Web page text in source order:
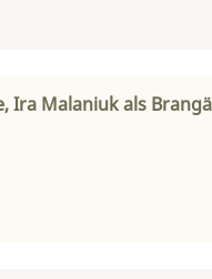
Ira Malaniuk als